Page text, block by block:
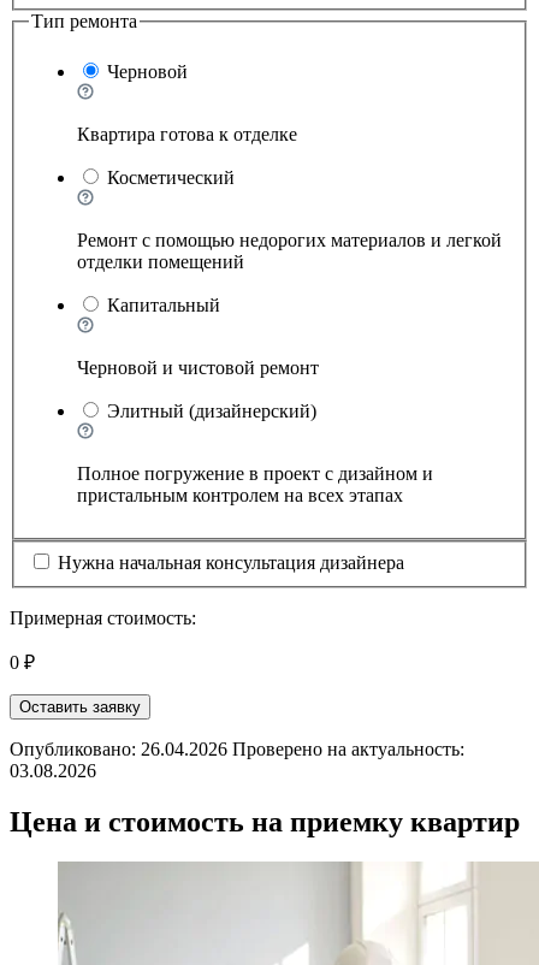
Тип ремонта
Черновой
Квартира готова к отделке
Косметический
Ремонт с помощью недорогих материалов и легкой
отделки помещений
Капитальный
Черновой и чистовой ремонт
Элитный (дизайнерский)
Полное погружение в проект с дизайном и
пристальным контролем на всех этапах
Нужна начальная консультация дизайнера
Примерная стоимость:
0 ₽
Оставить заявку
Опубликовано: 26.04.2026 Проверено на актуальность:
03.08.2026
Цена и стоимость на приемку квартир